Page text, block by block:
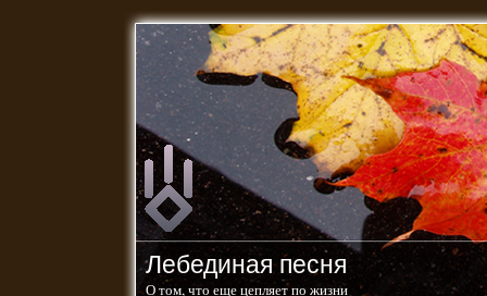
Лебединая песня
О том, что еще цепляет по жизни